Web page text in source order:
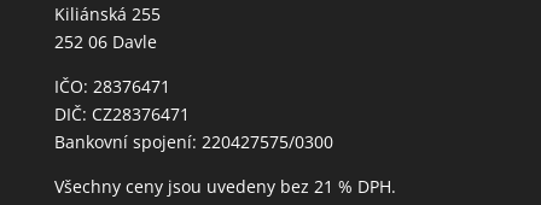
Kiliánská 255
252 06 Davle
IČO: 28376471
DIČ: CZ28376471
Bankovní spojení: 220427575/0300
Všechny ceny jsou uvedeny bez 21 % DPH.